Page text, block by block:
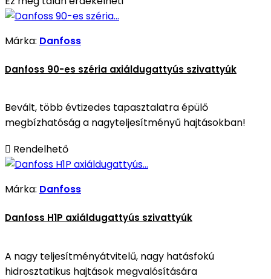
Márka: Danfoss
Danfoss 90-es széria axiáldugattyús szivattyúk
Bevált, több évtizedes tapasztalatra épülő
megbízhatóság a nagyteljesítményű hajtásokban!
 Rendelhető
Márka: Danfoss
Danfoss H1P axiáldugattyús szivattyúk
A nagy teljesítményátvitelű, nagy hatásfokú
hidrosztatikus hajtások megvalósítására